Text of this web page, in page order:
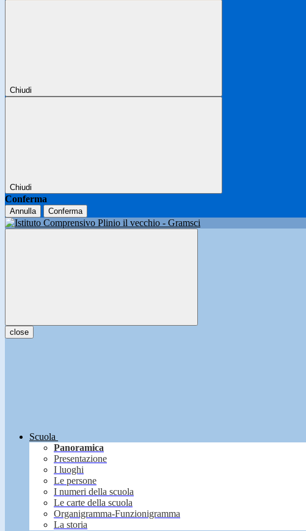
Chiudi
Chiudi
Conferma
Annulla Conferma
close
Scuola
Panoramica
Presentazione
I luoghi
Le persone
I numeri della scuola
Le carte della scuola
Organigramma-Funzionigramma
La storia